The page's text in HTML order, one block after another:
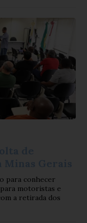
para conhecer
motoristas e
a retirada dos